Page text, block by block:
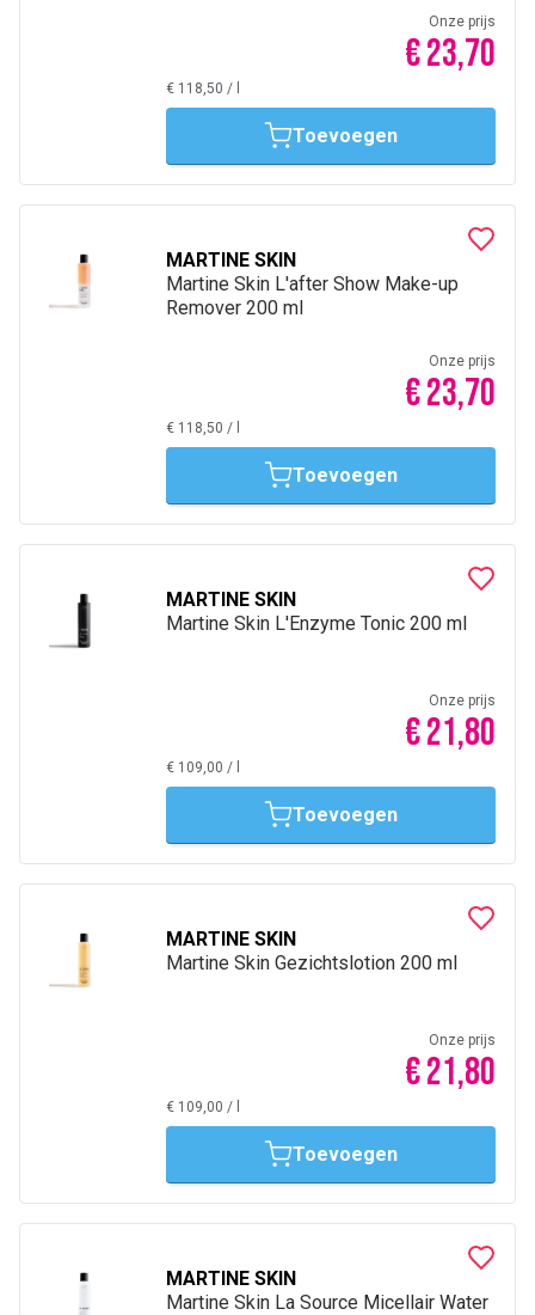
Onze prijs
€ 23,70
€ 118,50 /
Toevoegen
MARTINE SKIN
Martine Skin L'after Show Make-up
Remover 200 ml
Onze prijs
€ 23,70
€ 118,50 /
Toevoegen
MARTINE SKIN
Martine Skin L'Enzyme Tonic 200 ml
Onze prijs
€ 21,80
€ 109,00 /
Toevoegen
MARTINE SKIN
Martine Skin Gezichtslotion 200 ml
Onze prijs
€ 21,80
€ 109,00 /
Toevoegen
MARTINE SKIN
Martine Skin La Source Micellair Water